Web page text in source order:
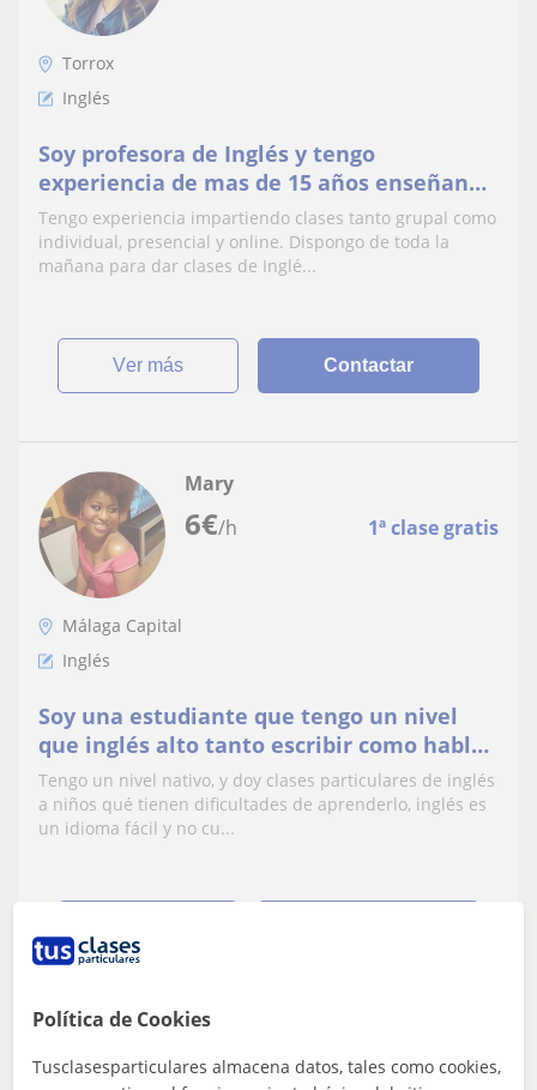
Torrox
Inglés
Soy profesora de Inglés y tengo
experiencia de mas de 15 años enseñando
en diferentes niveles. Soy muy
responsable y profesional y me encanta
enseñar. Doy clases desde primaria hasta
Tengo experiencia impartiendo clases tanto grupal como
individual, presencial y online. Dispongo de toda la
mañana para dar clases de Inglé...
ver más Contactar
6€/h 1ª clase gratis
Mary
Málaga Capital
Inglés
Soy una estudiante que tengo un nivel
que inglés alto tanto escribir como hablar
porque es mi idioma nativo, doy clases
particulares de inglés a niños de 3 a 12 es
decir desde infantil hasta primaria y un
Tengo un nivel nativo, y doy clases particulares de inglés
a niños qué tienen dificultades de aprenderlo, inglés es
un idioma fácil y no cu...
Política de Cookies
Tusclasesparticulares almacena datos, tales como cookies,